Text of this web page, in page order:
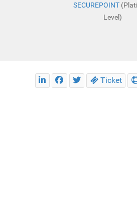
SECUREPOINT
Level)
Ticket